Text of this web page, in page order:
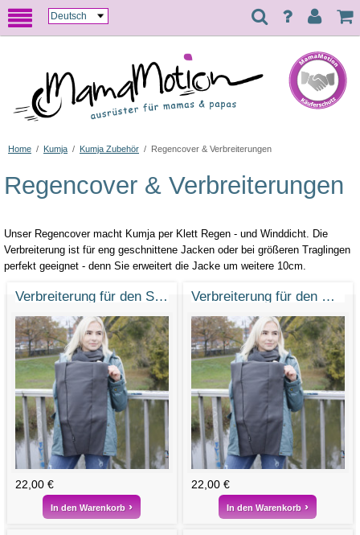
Home / Kumja / Kumja Zubehör / Regencover & Verbreiterungen
Regencover & Verbreiterungen
Unser Regencover macht Kumja per Klett Regen - und Winddicht. Die
Verbreiterung ist für eng geschnittene Jacken oder bei größeren Traglingen
perfekt geeignet - denn Sie erweitert die Jacke um weitere 10cm.
Verbreiterung für den Sonnenkumja
22,00 €
In den Warenkorb
Verbreiterung für den Winterkumja
22,00 €
In den Warenkorb